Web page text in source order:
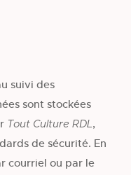
suivi des
sont stockées
Tout Culture RDL,
de sécurité. En
courriel ou par le